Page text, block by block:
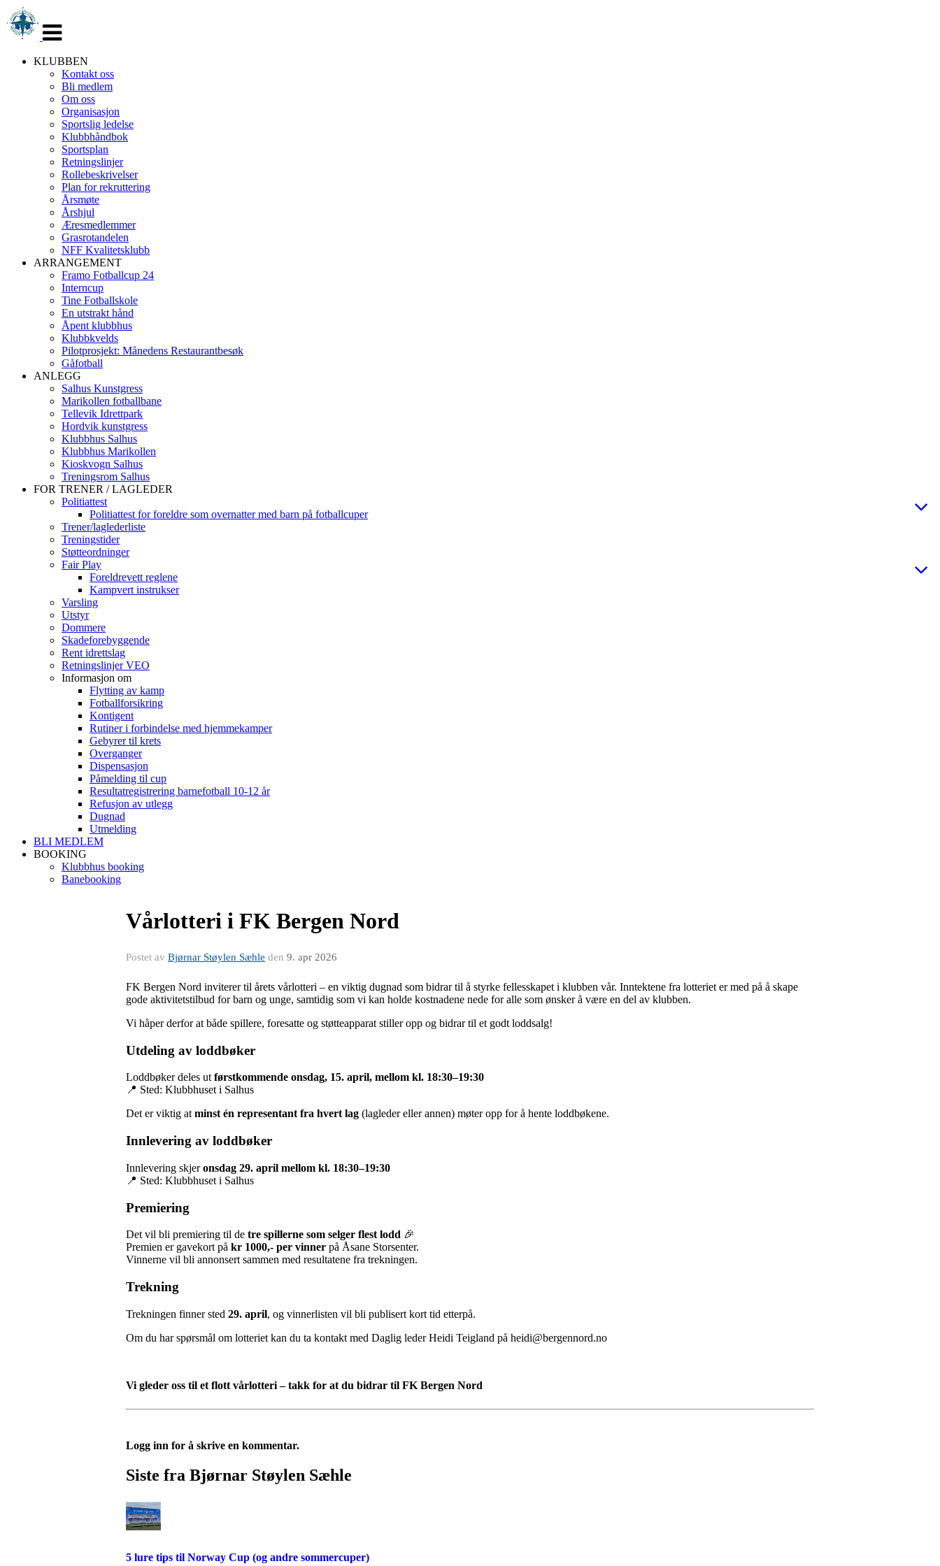
navigasjon
KLUBBEN
Kontakt oss
Bli medlem
Om oss
Organisasjon
Sportslig ledelse
Klubbhåndbok
Sportsplan
Retningslinjer
Rollebeskrivelser
Plan for rekruttering
Årsmøte
Årshjul
Æresmedlemmer
Grasrotandelen
NFF Kvalitetsklubb
ARRANGEMENT
Framo Fotballcup 24
Interncup
Tine Fotballskole
En utstrakt hånd
Åpent klubbhus
Klubbkvelds
Pilotprosjekt: Månedens Restaurantbesøk
Gåfotball
ANLEGG
Salhus Kunstgress
Marikollen fotballbane
Tellevik Idrettpark
Hordvik kunstgress
Klubbhus Salhus
Klubbhus Marikollen
Kioskvogn Salhus
Treningsrom Salhus
FOR TRENER / LAGLEDER
Politiattest
Politiattest for foreldre som overnatter med barn på fotballcuper
Trener/laglederliste
Treningstider
Støtteordninger
Fair Play
Foreldrevett reglene
Kampvert instrukser
Varsling
Utstyr
Dommere
Skadeforebyggende
Rent idrettslag
Retningslinjer VEO
Informasjon om
Flytting av kamp
Fotballforsikring
Kontigent
Rutiner i forbindelse med hjemmekamper
Gebyrer til krets
Overganger
Dispensasjon
Påmelding til cup
Resultatregistrering barnefotball 10-12 år
Refusjon av utlegg
Dugnad
Utmelding
BLI MEDLEM
BOOKING
Klubbhus booking
Banebooking
Vårlotteri i FK Bergen Nord
Postet av Bjørnar Støylen Sæhle den 9. apr 2026
FK Bergen Nord inviterer til årets vårlotteri – en viktig dugnad som bidrar til å styrke fellesskapet i klubben vår. Inntektene fra lotteriet er med på å skape
gode aktivitetstilbud for barn og unge, samtidig som vi kan holde kostnadene nede for alle som ønsker å være en del av klubben.
Vi håper derfor at både spillere, foresatte og støtteapparat stiller opp og bidrar til et godt loddsalg!
Utdeling av loddbøker
Loddbøker deles utførstkommende onsdag, 15. april, mellom kl. 18:30–19:30
📍 Sted: Klubbhuset i Salhus
Det er viktig atminst én representant fra hvert lag (lagleder eller annen) møter opp for å hente loddbøkene.
Innlevering av loddbøker
Innlevering skjeronsdag 29. april mellom kl. 18:30–19:30
📍 Sted: Klubbhuset i Salhus
Premiering
Det vil bli premiering til de tre spillerne som selger flest lodd 🎉
Premien er gavekort på kr 1000,- per vinner på Åsane Storsenter.
Vinnerne vil bli annonsert sammen med resultatene fra trekningen.
Trekning
Trekningen finner sted 29. april, og vinnerlisten vil bli publisert kort tid etterpå.
Om du har spørsmål om lotteriet kan du ta kontakt med Daglig leder Heidi Teigland på heidi@bergennord.no
Vi gleder oss til et flott vårlotteri – takk for at du bidrar til FK Bergen Nord
Logg inn for å skrive en kommentar.
Siste fra Bjørnar Støylen Sæhle
5 lure tips til Norway Cup (og andre sommercuper)